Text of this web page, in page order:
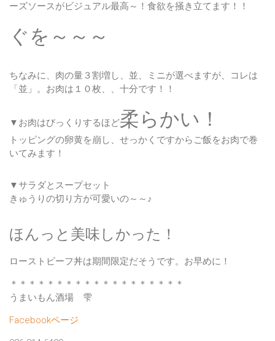
ーズソースがビジュアル最高～！食欲を掻き立てます！！
ぐを～～～
ちなみに、肉の量３割増し、並、ミニが選べますが、コレは
「並」。お肉は１０枚、、十分です！！
▼お肉はびっくりするほど柔らかい！
トッピングの卵黄を崩し、せっかくですからご飯をお肉で巻
いてみます！
▼サラダとスープセット
きゅうりの切り方が可愛いの～～♪
ほんっと美味しかった！
ローストビーフ丼は期間限定だそうです。お早めに！
＊＊＊＊＊＊＊＊＊＊＊＊＊＊＊＊＊＊＊
うまいもん酒場 雫
Facebookページ